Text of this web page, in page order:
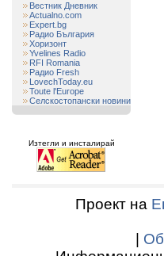
Вестник Дневник
Actualno.com
Expert.bg
Радио България
Хоризонт
Yvelines Radio
RFI Romania
Радио Fresh
LovechToday.eu
Toute l'Europe
Селскостопански новини
Изтегли и инсталирай
Проект на